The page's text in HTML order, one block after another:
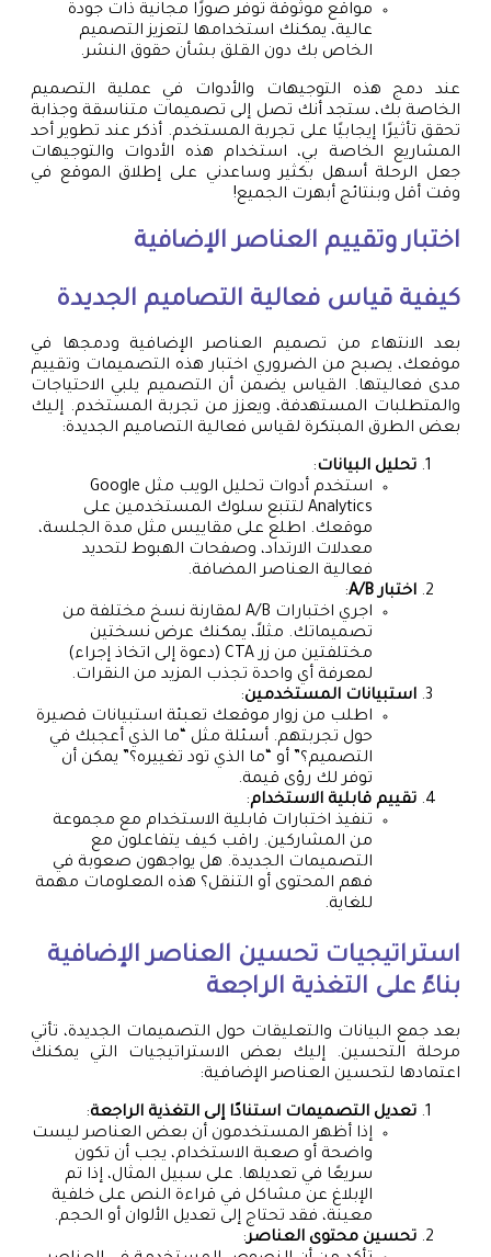
مواقع موثوقة توفر صورًا مجانية ذات جودة
عالية، يمكنك استخدامها لتعزيز التصميم
الخاص بك دون القلق بشأن حقوق النشر.
عند دمج هذه التوجيهات والأدوات في عملية التصميم
الخاصة بك، ستجد أنك تصل إلى تصميمات متناسقة وجذابة
تحقق تأثيرًا إيجابيًا على تجربة المستخدم. أذكر عند تطوير أحد
المشاريع الخاصة بي، استخدام هذه الأدوات والتوجيهات
جعل الرحلة أسهل بكثير وساعدني على إطلاق الموقع في
وقت أقل وبنتائج أبهرت الجميع!
اختبار وتقييم العناصر الإضافية
كيفية قياس فعالية التصاميم الجديدة
بعد الانتهاء من تصميم العناصر الإضافية ودمجها في
موقعك، يصبح من الضروري اختبار هذه التصميمات وتقييم
مدى فعاليتها. القياس يضمن أن التصميم يلبي الاحتياجات
والمتطلبات المستهدفة، ويعزز من تجربة المستخدم. إليك
بعض الطرق المبتكرة لقياس فعالية التصاميم الجديدة:
تحليل البيانات:
استخدم أدوات تحليل الويب مثل Google
Analytics لتتبع سلوك المستخدمين على
موقعك. اطلع على مقاييس مثل مدة الجلسة،
معدلات الارتداد، وصفحات الهبوط لتحديد
فعالية العناصر المضافة.
اختبار A/B
:
اجري اختبارات A/B لمقارنة نسخ مختلفة من
تصميماتك. مثلاً، يمكنك عرض نسختين
مختلفتين من زر CTA (دعوة إلى اتخاذ إجراء)
لمعرفة أي واحدة تجذب المزيد من النقرات.
استبيانات المستخدمين:
اطلب من زوار موقعك تعبئة استبيانات قصيرة
حول تجربتهم. أسئلة مثل “ما الذي أعجبك في
التصميم؟” أو “ما الذي تود تغييره؟” يمكن أن
توفر لك رؤى قيمة.
تقييم قابلية الاستخدام:
تنفيذ اختبارات قابلية الاستخدام مع مجموعة
من المشاركين. راقب كيف يتفاعلون مع
التصميمات الجديدة. هل يواجهون صعوبة في
فهم المحتوى أو التنقل؟ هذه المعلومات مهمة
للغاية.
استراتيجيات تحسين العناصر الإضافية
بناءً على التغذية الراجعة
بعد جمع البيانات والتعليقات حول التصميمات الجديدة، تأتي
مرحلة التحسين. إليك بعض الاستراتيجيات التي يمكنك
اعتمادها لتحسين العناصر الإضافية:
تعديل التصميمات استنادًا إلى التغذية الراجعة:
إذا أظهر المستخدمون أن بعض العناصر ليست
واضحة أو صعبة الاستخدام، يجب أن تكون
سريعًا في تعديلها. على سبيل المثال، إذا تم
الإبلاغ عن مشاكل في قراءة النص على خلفية
معينة، فقد تحتاج إلى تعديل الألوان أو الحجم.
تحسين محتوى العناصر: